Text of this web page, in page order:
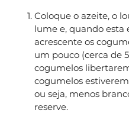
Coloque o azeite, o
lume e, quando esta
acrescente os
um pouco (cerca de
cogumelos
cogumelos
ou seja, menos
reserve.